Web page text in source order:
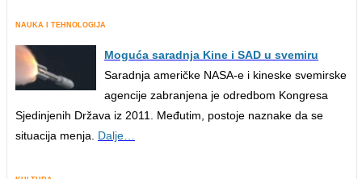
NAUKA I TEHNOLOGIJA
Moguća saradnja Kine i SAD u svemiru
Saradnja američke NASA-e i kineske svemirske
agencije zabranjena je odredbom Kongresa
Sjedinjenih Država iz 2011. Međutim, postoje naznake da se
situacija menja.
Dalje…